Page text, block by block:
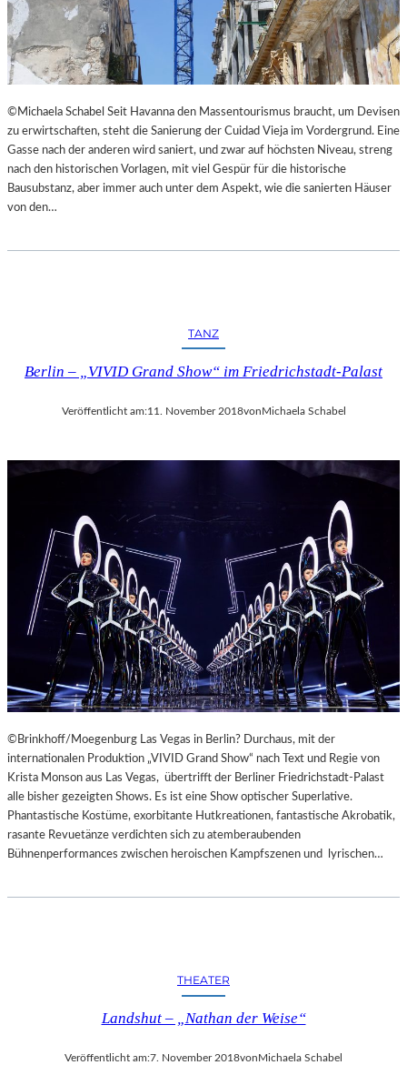
E
S
T
H
E
T
E
R
I
M
L
A
N
E
S
T
H
E
E
E
B
E
©Michaela Schabel Seit Havanna den Massentourismus braucht, um Devisen
zu erwirtschaften, steht die Sanierung der Cuidad Vieja im Vordergrund. Eine
Gasse nach der anderen wird saniert, und zwar auf höchsten Niveau, streng
nach den historischen Vorlagen, mit viel Gespür für die historische
Bausubstanz, aber immer auch unter dem Aspekt, wie die sanierten Häuser
von den…
TANZ
Berlin – „VIVID Grand Show“ im Friedrichstadt-Palast
Veröffentlicht am:11. November 2018vonMichaela Schabel
©Brinkhoff/Moegenburg Las Vegas in Berlin? Durchaus, mit der
internationalen Produktion „VIVID Grand Show“ nach Text und Regie von
Krista Monson aus Las Vegas, übertrifft der Berliner Friedrichstadt-Palast
alle bisher gezeigten Shows. Es ist eine Show optischer Superlative.
Phantastische Kostüme, exorbitante Hutkreationen, fantastische Akrobatik,
rasante Revuetänze verdichten sich zu atemberaubenden
Bühnenperformances zwischen heroischen Kampfszenen und lyrischen…
THEATER
Landshut – „Nathan der Weise“
Veröffentlicht am:7. November 2018vonMichaela Schabel